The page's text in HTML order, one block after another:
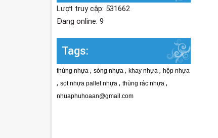
Lượt truy cập: 531662
Đang online: 9
Tags:
thùng nhựa , sóng nhựa , khay nhựa , hộp nhựa
, sọt nhựa pallet nhựa , thùng rác nhựa ,
nhuaphuhoaan@gmail.com